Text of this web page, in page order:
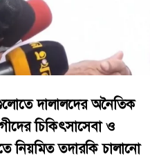
দালালদের অনৈতিক
চিকিৎসাসেবা ও
নিয়মিত তদারকি চালানো